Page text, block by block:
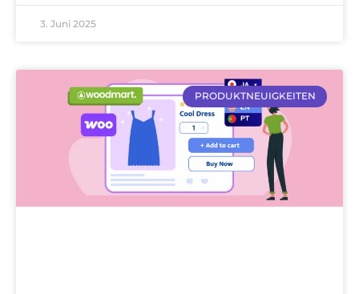
3. Juni 2025
PRODUKTNEUIGKEITEN